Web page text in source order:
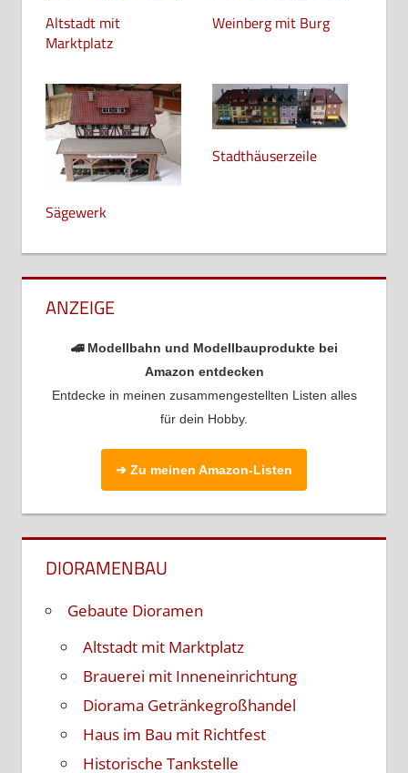
Altstadt mit
Marktplatz
Weinberg mit Burg
Sägewerk
Stadthäuserzeile
ANZEIGE
🚄 Modellbahn und Modellbauprodukte bei
Amazon entdecken
Entdecke in meinen zusammengestellten Listen alles
für dein Hobby.
➔ Zu meinen Amazon-Listen
DIORAMENBAU
Gebaute Dioramen
Altstadt mit Marktplatz
Brauerei mit Inneneinrichtung
Diorama Getränkegroßhandel
Haus im Bau mit Richtfest
Historische Tankstelle